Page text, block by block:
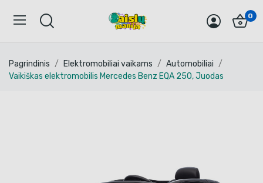
0
Pagrindinis Elektromobiliai vaikams
Automobiliai
Vaikiškas elektromobilis Mercedes Benz EQA 250, Juodas